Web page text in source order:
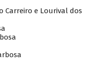
Carreiro e Lourival dos